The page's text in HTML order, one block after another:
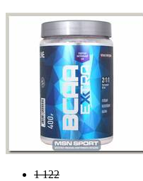
1 122